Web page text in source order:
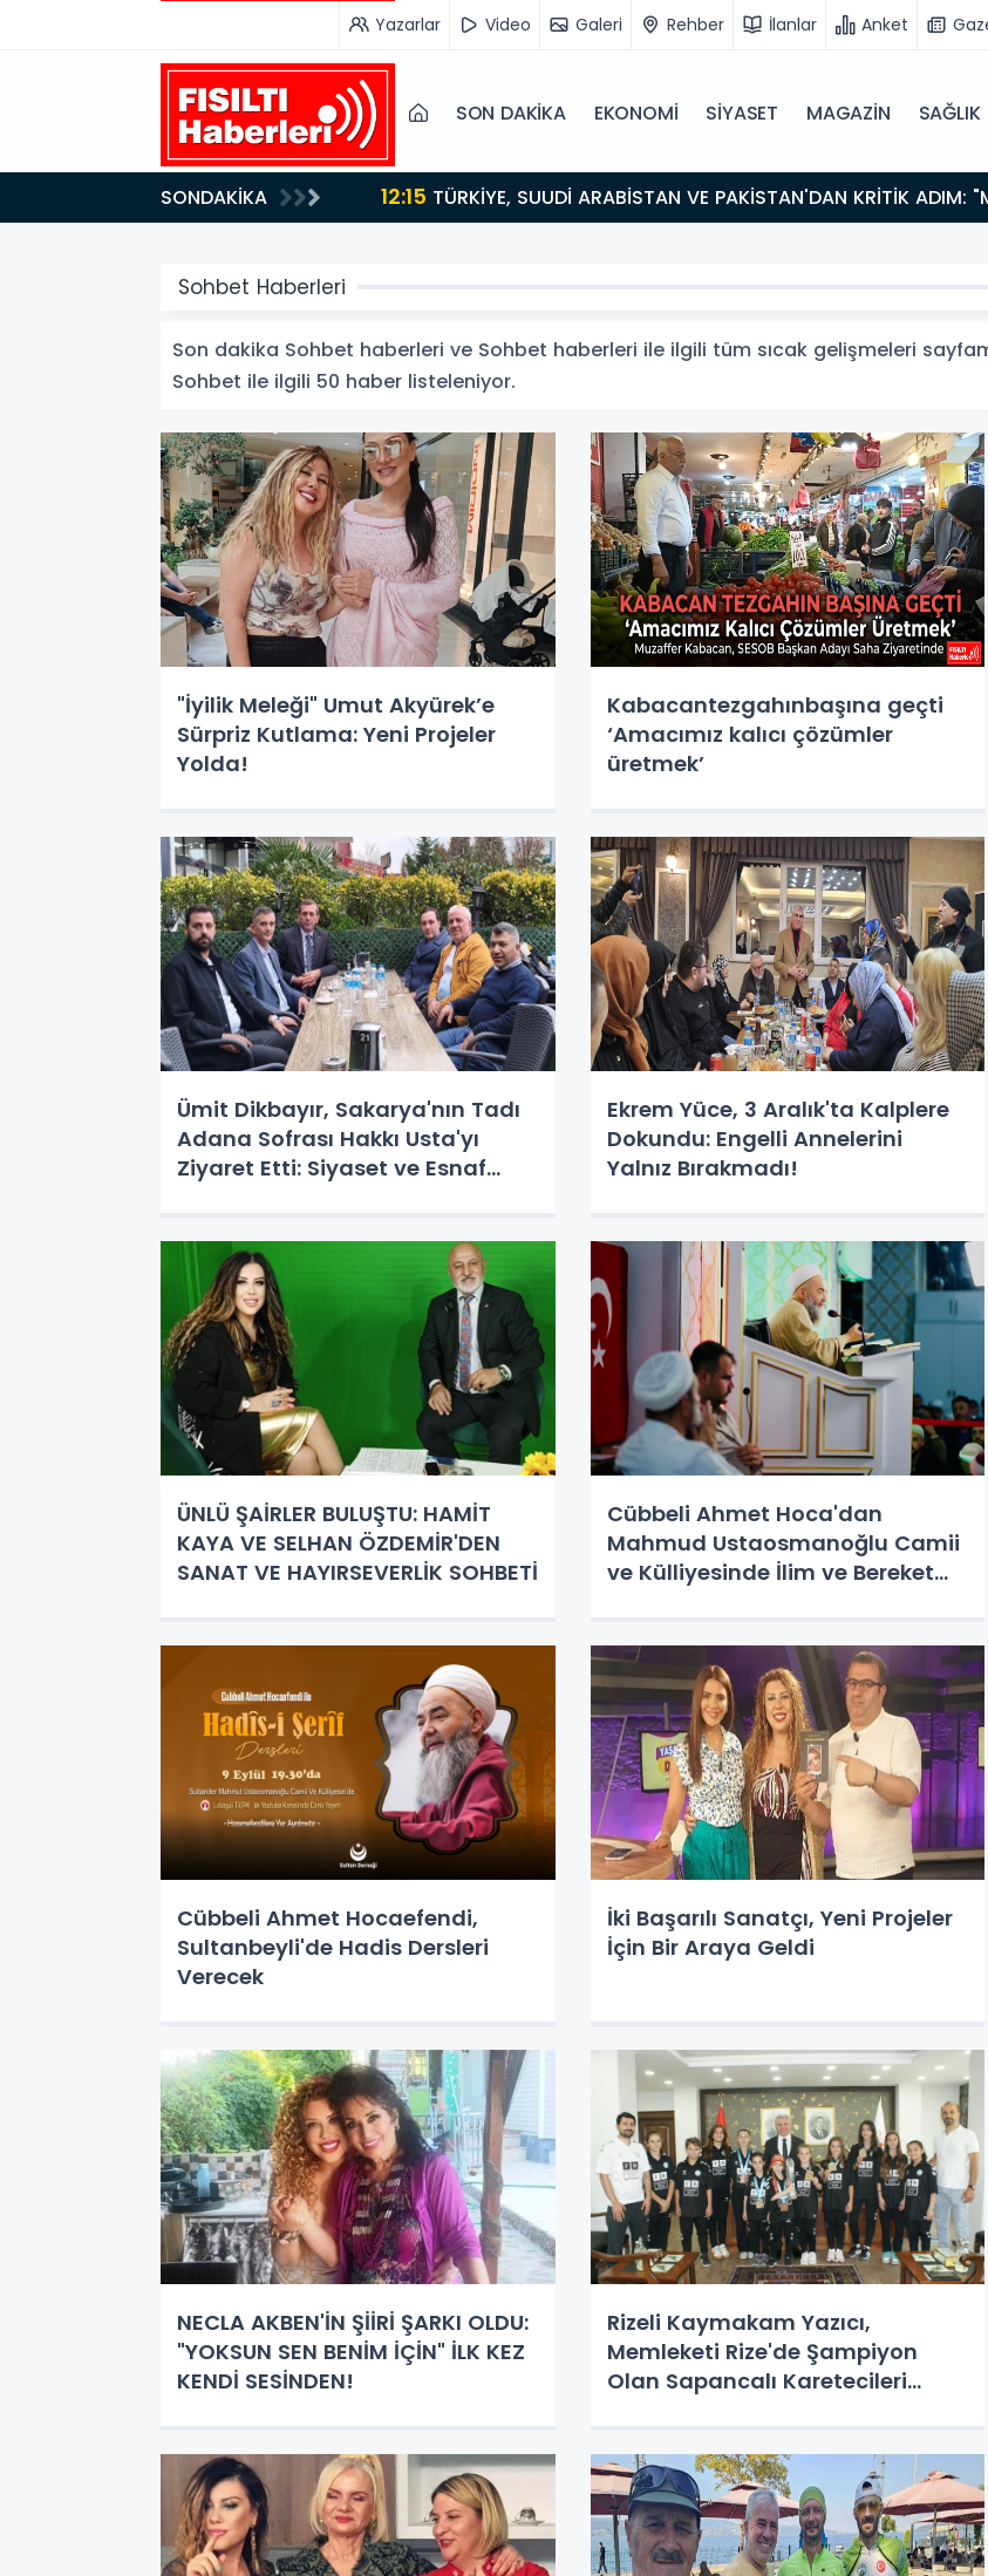
Yazarlar Video Galeri Rehber İlanlar Anket
SON DAKİKA EKONOMİ SİYASET MAGAZİN SAĞLIK
SONDAKİKA 12:15
İMZALANDI!
Sohbet Haberleri
Son dakika Sohbet haberleri ve Sohbet haberleri ile ilgili tüm sıcak gelişmeleri
Sohbet ile ilgili 50 haber listeleniyor.
"İyilik Meleği" Umut Akyürek’e
Sürpriz Kutlama: Yeni Projeler
Yolda!
Kabacantezgahınbaşına geçti
‘Amacımız kalıcı çözümler
üretmek’
Ümit Dikbayır, Sakarya'nın Tadı
Adana Sofrası Hakkı Usta'yı
Ziyaret Etti: Siyaset ve Esnaf
Ekrem Yüce, 3 Aralık'ta Kalplere
Dokundu: Engelli Annelerini
Yalnız Bırakmadı!
ÜNLÜ ŞAİRLER BULUŞTU: HAMİT
KAYA VE SELHAN ÖZDEMİR'DEN
SANAT VE HAYIRSEVERLİK SOHBETİ
Cübbeli Ahmet Hoca'dan
Mahmud Ustaosmanoğlu Camii
ve Külliyesinde İlim ve Bereket
Cübbeli Ahmet Hocaefendi,
Sultanbeyli'de Hadis Dersleri
Verecek
İki Başarılı Sanatçı, Yeni Projeler
İçin Bir Araya Geldi
NECLA AKBEN'İN ŞİİRİ ŞARKI OLDU:
"YOKSUN SEN BENİM İÇİN" İLK KEZ
KENDİ SESİNDEN!
Rizeli Kaymakam Yazıcı,
Memleketi Rize'de Şampiyon
Olan Sapancalı Karetecileri